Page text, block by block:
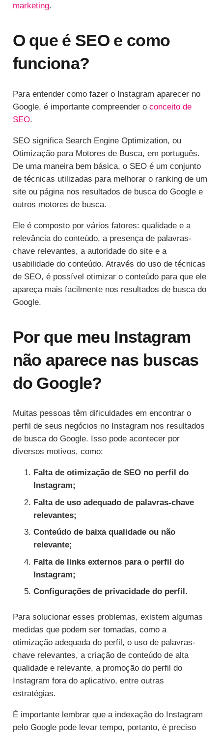
marketing.
O que é SEO e como
funciona?
Para entender como fazer o Instagram aparecer no
Google, é importante compreender o conceito de
SEO.
SEO significa Search Engine Optimization, ou
Otimização para Motores de Busca, em português.
De uma maneira bem básica, o SEO é um conjunto
de técnicas utilizadas para melhorar o ranking de um
site ou página nos resultados de busca do Google e
outros motores de busca.
Ele é composto por vários fatores: qualidade e a
relevância do conteúdo, a presença de palavras-
chave relevantes, a autoridade do site e a
usabilidade do conteúdo. Através do uso de técnicas
de SEO, é possível otimizar o conteúdo para que ele
apareça mais facilmente nos resultados de busca do
Google.
Por que meu Instagram
não aparece nas buscas
do Google?
Muitas pessoas têm dificuldades em encontrar o
perfil de seus negócios no Instagram nos resultados
de busca do Google. Isso pode acontecer por
diversos motivos, como:
Falta de otimização de SEO no perfil do
Instagram;
Falta de uso adequado de palavras-chave
relevantes;
Conteúdo de baixa qualidade ou não
relevante;
Falta de links externos para o perfil do
Instagram;
Configurações de privacidade do perfil.
Para solucionar esses problemas, existem algumas
medidas que podem ser tomadas, como a
otimização adequada do perfil, o uso de palavras-
chave relevantes, a criação de conteúdo de alta
qualidade e relevante, a promoção do perfil do
Instagram fora do aplicativo, entre outras
estratégias.
É importante lembrar que a indexação do Instagram
pelo Google pode levar tempo, portanto, é preciso